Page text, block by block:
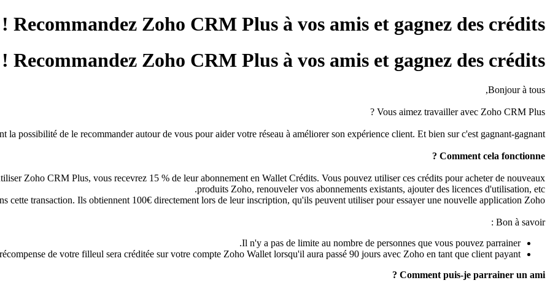
Recommandez Zoho CRM Plus à vos amis et gagnez des crédits !
Recommandez Zoho CRM Plus à vos amis et gagnez des crédits !
Bonjour à tous,
Vous aimez travailler avec Zoho CRM Plus ?
la possibilité de le recommander autour de vous pour aider votre réseau à améliorer son expérience client. Et bien sur c'est gagnant-gagnant !
Comment cela fonctionne ?
Zoho CRM Plus, vous recevrez 15 % de leur abonnement en Wallet Crédits. Vous pouvez utiliser ces crédits pour acheter de nouveaux
produits Zoho, renouveler vos abonnements existants, ajouter des licences d'utilisation, etc.
cette transaction. Ils obtiennent 100€ directement lors de leur inscription, qu'ils peuvent utiliser pour essayer une nouvelle application Zoho.
Bon à savoir :
Il n'y a pas de limite au nombre de personnes que vous pouvez parrainer.
de votre filleul sera créditée sur votre compte Zoho Wallet lorsqu'il aura passé 90 jours avec Zoho en tant que client payant.
Comment puis-je parrainer un ami ?